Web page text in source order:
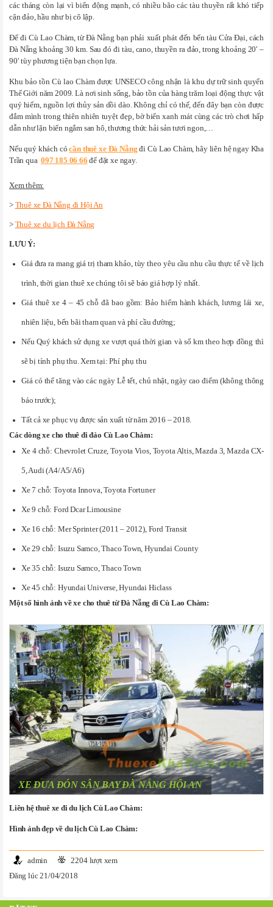
các tháng còn lại vì biển động mạnh, có nhiều bão các tàu thuyền rất khó tiếp
cận đảo, hầu như bị cô lập.
Để đi Cù Lao Chàm, từ Đà Nẵng bạn phải xuất phát đến bến tàu Cửa Đại, cách
Đà Nẵng khoảng 30 km. Sau đó đi tàu, cano, thuyền ra đảo, trong khoảng 20′ –
90′ tùy phương tiện bạn chọn lựa.
Khu bảo tồn Cù lao Chàm được UNSECO công nhận là khu dự trữ sinh quyển
Thế Giới năm 2009. Là nơi sinh sống, bảo tồn của hàng trăm loại động thực vật
quý hiếm, nguồn lợi thủy sản dồi dào. Không chỉ có thế, đến đây bạn còn được
đắm mình trong thiên nhiên tuyệt đẹp, bờ biển xanh mát cùng các trò chơi hấp
dẫn như lặn biển ngắm san hô, thương thức hải sản tươi ngon,…
Nếu quý khách cócần thuê xe Đà Nẵng đi Cù Lao Chàm, hãy liên hệ ngay Kha
Trần qua097 185 06 66 để đặt xe ngay.
Xem thêm:
> Thuê xe Đà Nẵng đi Hội An
> Thuê xe du lịch Đà Nẵng
LƯU Ý:
Giá đưa ra mang giá trị tham khảo, tùy theo yêu cầu nhu cầu thực tế về lịch
trình, thời gian thuê xe chúng tôi sẽ báo giá hợp lý nhất.
Giá thuê xe 4 – 45 chỗ đã bao gồm: Bảo hiểm hành khách, lương lái xe,
nhiên liệu, bến bãi tham quan và phí cầu đường;
Nếu Quý khách sử dụng xe vượt quá thời gian và số km theo hợp đồng thì
sẽ bị tính phụ thu. Xem tại: Phí phụ thu
Giá có thể tăng vào các ngày Lễ tết, chủ nhật, ngày cao điểm (không thông
báo trước);
Tất cả xe phục vụ được sản xuất từ năm 2016 – 2018.
Các dòng xe cho thuê đi đảo Cù Lao Chàm:
Xe 4 chỗ: Chevrolet Cruze, Toyota Vios, Toyota Altis, Mazda 3, Mazda CX-
5, Audi (A4/A5/A6)
Xe 7 chỗ: Toyota Innova, Toyota Fortuner
Xe 9 chỗ: Ford Dcar Limousine
Xe 16 chỗ: Mer Sprinter (2011 – 2012), Ford Transit
Xe 29 chỗ: Isuzu Samco, Thaco Town, Hyundai County
Xe 35 chỗ: Isuzu Samco, Thaco Town
Xe 45 chỗ: Hyundai Universe, Hyundai Hiclass
Một số hình ảnh về xe cho thuê từ Đà Nẵng đi Cù Lao Chàm:
XE ĐƯA ĐÓN SÂN BAY ĐÀ NẴNG HỘI AN
Liên hệ thuê xe đi du lịch Cù Lao Chàm:
Hình ảnh đẹp về du lịch Cù Lao Chàm:
admin
2204 lượt xem
Đăng lúc 21/04/2018